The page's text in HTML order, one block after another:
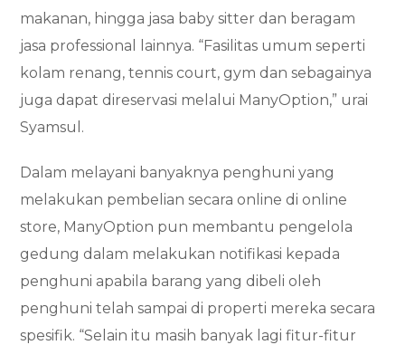
makanan, hingga jasa baby sitter dan beragam
jasa professional lainnya. “Fasilitas umum seperti
kolam renang, tennis court, gym dan sebagainya
juga dapat direservasi melalui ManyOption,” urai
Syamsul.
Dalam melayani banyaknya penghuni yang
melakukan pembelian secara online di online
store, ManyOption pun membantu pengelola
gedung dalam melakukan notifikasi kepada
penghuni apabila barang yang dibeli oleh
penghuni telah sampai di properti mereka secara
spesifik. “Selain itu masih banyak lagi fitur-fitur